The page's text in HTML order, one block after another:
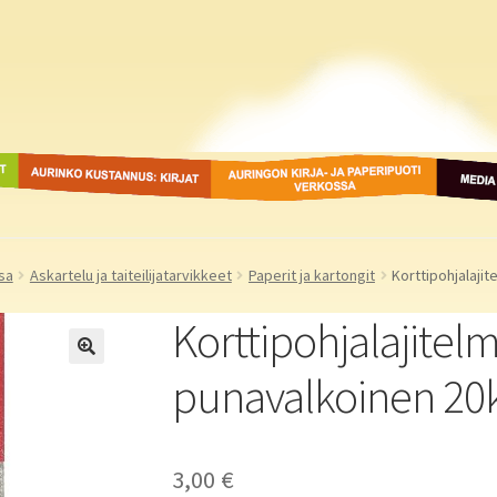
Aurinko Kustannus: kirjat Auringon kirja- ja
paperipuodit verkossa
Media
Askartelu ja taiteilijatarvikkeet Paperit ja kartongit
punavalkoinen
3,00 €